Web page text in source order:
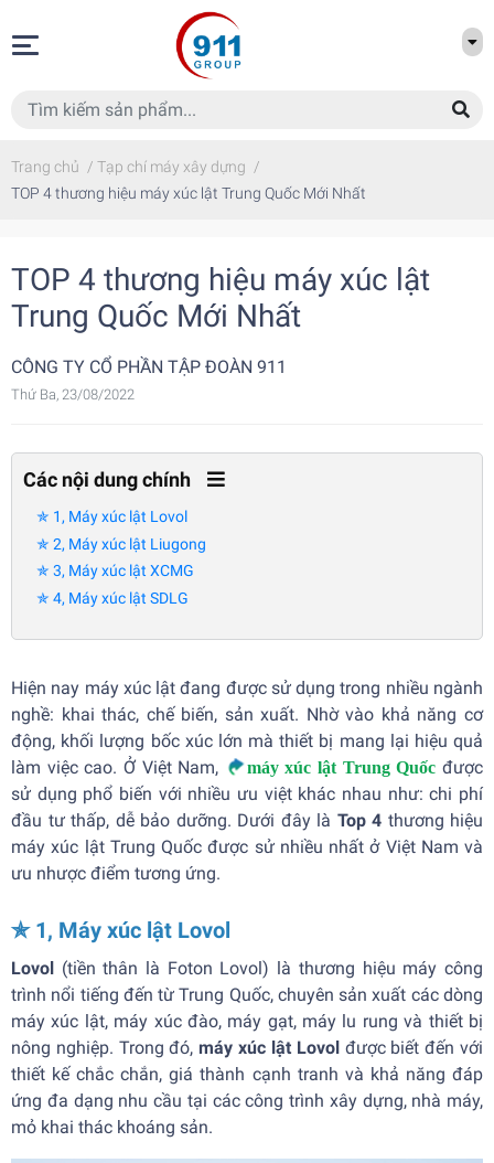
Trang chủ / Tạp chí máy xây dựng /
TOP 4 thương hiệu máy xúc lật Trung Quốc Mới Nhất
TOP 4 thương hiệu máy xúc lật
Trung Quốc Mới Nhất
CÔNG TY CỔ PHẦN TẬP ĐOÀN 911
Thứ Ba, 23/08/2022
Các nội dung chính
✯ 1, Máy xúc lật Lovol
✯ 2, Máy xúc lật Liugong
✯ 3, Máy xúc lật XCMG
✯ 4, Máy xúc lật SDLG
Hiện nay máy xúc lật đang được sử dụng trong nhiều ngành
nghề: khai thác, chế biến, sản xuất. Nhờ vào khả năng cơ
động, khối lượng bốc xúc lớn mà thiết bị mang lại hiệu quả
làm việc cao. Ở Việt Nam,
máy xúc lật Trung Quốc được
sử dụng phổ biến với nhiều ưu việt khác nhau như: chi phí
đầu tư thấp, dễ bảo dưỡng. Dưới đây là Top 4 thương hiệu
máy xúc lật Trung Quốc được sử nhiều nhất ở Việt Nam và
ưu nhược điểm tương ứng.
✯ 1, Máy xúc lật Lovol
Lovol (tiền thân là Foton Lovol) là thương hiệu máy công
trình nổi tiếng đến từ Trung Quốc, chuyên sản xuất các dòng
máy xúc lật, máy xúc đào, máy gạt, máy lu rung và thiết bị
nông nghiệp. Trong đó,máy xúc lật Lovolđược biết đến với
thiết kế chắc chắn, giá thành cạnh tranh và khả năng đáp
ứng đa dạng nhu cầu tại các công trình xây dựng, nhà máy,
mỏ khai thác khoáng sản.